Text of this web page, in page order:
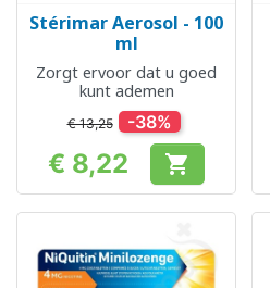
Stérimar Aerosol - 100
ml
Zorgt ervoor dat u goed
kunt ademen
€ 13,25 -38%
Prijs
€ 8,22 